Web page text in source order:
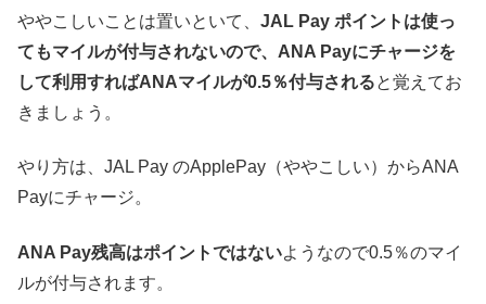
ややこしいことは置いといて、 JAL Pay ポイントは使っ
てもマイルが付与されないので、ANA Payにチャージを
して利用すればANAマイルが0.5％付与されると覚えてお
きましょう。
やり方は、JAL Pay のApplePay（ややこしい）からANA
Payにチャージ。
ANA Pay残高はポイントではないようなので0.5％のマイ
ルが付与されます。